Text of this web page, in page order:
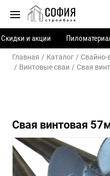
Скидки и акции
Главная Каталог
Свайно-
Винтовые сваи
Свая
Свая винтовая